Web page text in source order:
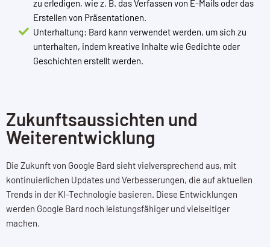
zu erledigen, wie z. B. das Verfassen von E-Mails oder das
Erstellen von Präsentationen.
Unterhaltung: Bard kann verwendet werden, um sich zu
unterhalten, indem kreative Inhalte wie Gedichte oder
Geschichten erstellt werden.
Zukunftsaussichten und
Weiterentwicklung
Die Zukunft von Google Bard sieht vielversprechend aus, mit
kontinuierlichen Updates und Verbesserungen, die auf aktuellen
Trends in der KI-Technologie basieren. Diese Entwicklungen
werden Google Bard noch leistungsfähiger und vielseitiger
machen.